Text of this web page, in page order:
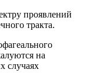
проявлений
тракта.
на
случаях